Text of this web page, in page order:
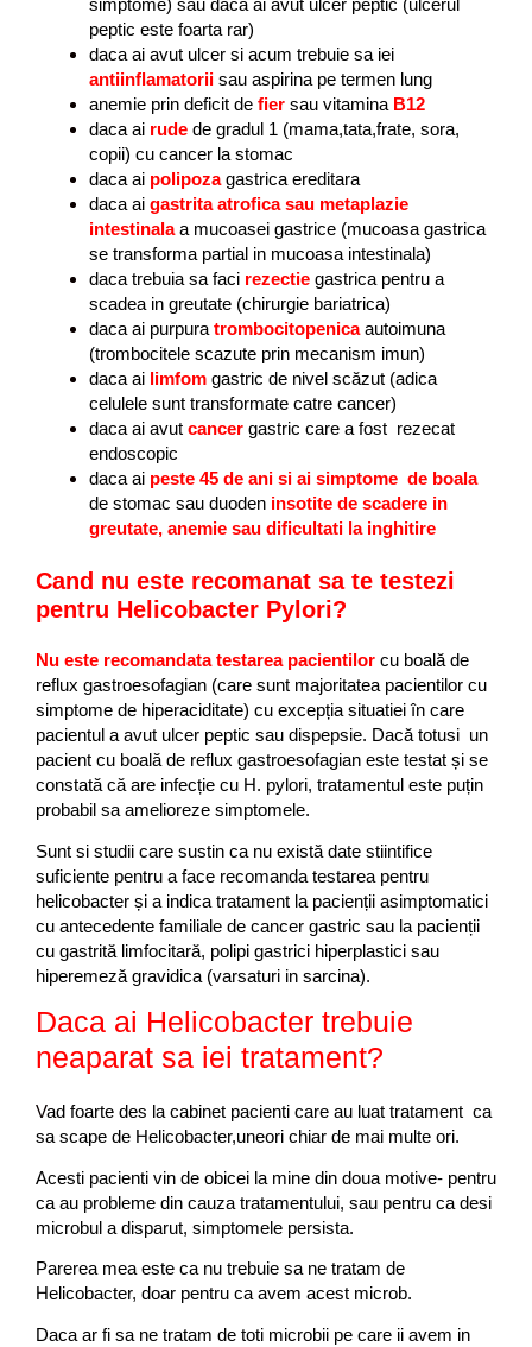
peptic este foarta rar)
daca ai avut ulcer si acum trebuie sa iei
antiinflamatorii sau aspirina pe termen lung
anemie prin deficit de fier sau vitamina B12
daca ai rude de gradul 1 (mama,tata,frate, sora,
copii) cu cancer la stomac
daca ai polipoza gastrica ereditara
daca ai gastrita atrofica sau metaplazie
intestinalaa mucoasei gastrice (mucoasa gastrica
se transforma partial in mucoasa intestinala)
daca trebuia sa faci rezectie gastrica pentru a
scadea in greutate (chirurgie bariatrica)
daca ai purpura trombocitopenica autoimuna
(trombocitele scazute prin mecanism imun)
daca ai limfom gastric de nivel scăzut (adica
celulele sunt transformate catre cancer)
daca ai avut cancer gastric care a fost rezecat
endoscopic
daca ai peste 45 de ani si ai simptome de boala
de stomac sau duoden insotite de scadere in
greutate, anemie sau dificultati la inghitire
Cand nu este recomanat sa te testezi
pentru Helicobacter Pylori?
Nu este recomandata testarea pacientilor cu boală de
reflux gastroesofagian (care sunt majoritatea pacientilor cu
simptome de hiperaciditate) cu excepția situatiei în care
pacientul a avut ulcer peptic sau dispepsie. Dacă totusi un
pacient cu boală de reflux gastroesofagian este testat și se
constată că are infecție cu H. pylori, tratamentul este puțin
probabil sa amelioreze simptomele.
Sunt si studii care sustin ca nu există date stiintifice
suficiente pentru a face recomanda testarea pentru
helicobacter și a indica tratament la pacienții asimptomatici
cu antecedente familiale de cancer gastric sau la pacienții
cu gastrită limfocitară, polipi gastrici hiperplastici sau
hiperemeză gravidica (varsaturi in sarcina).
Daca ai Helicobacter trebuie
neaparat sa iei tratament?
Vad foarte des la cabinet pacienti care au luat tratament ca
sa scape de Helicobacter,uneori chiar de mai multe ori.
Acesti pacienti vin de obicei la mine din doua motive- pentru
ca au probleme din cauza tratamentului, sau pentru ca desi
microbul a disparut, simptomele persista.
Parerea mea este ca nu trebuie sa ne tratam de
Helicobacter, doar pentru ca avem acest microb.
Daca ar fi sa ne tratam de toti microbii pe care ii avem in